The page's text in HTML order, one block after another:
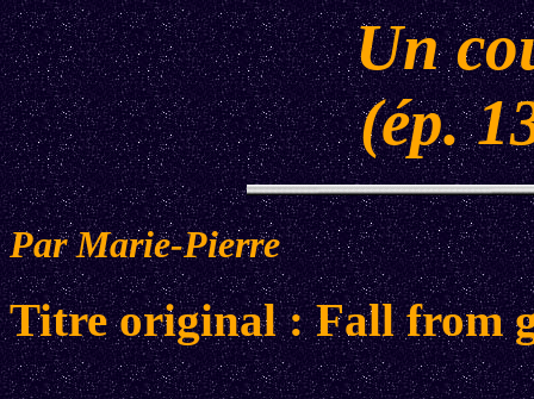
Un
(ép.
Par Marie-Pierre
Titre original : Fall from